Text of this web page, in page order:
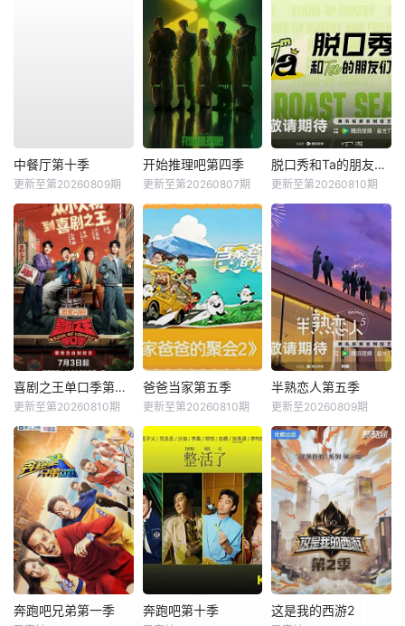
中餐厅第十季
更新至第20260809期
开始推理吧第四季
更新至第20260807期
脱口秀和Ta的朋友们第三季
更新至第20260810期
喜剧之王单口季第三季
更新至第20260810期
爸爸当家第五季
更新至第20260810期
半熟恋人第五季
更新至20260809期
奔跑吧兄弟第一季 奔跑吧第十季 这是我的西游2